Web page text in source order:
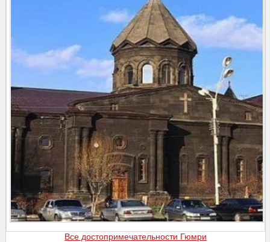
Все достопримечательности Гюмри